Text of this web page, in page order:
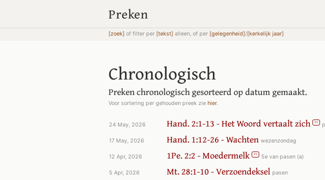
Preken
[zoek] of filter per [tekst] alleen, of per [gelegenheid]/[kerkelijk jaar]
Chronologisch
Preken chronologisch gesorteerd op datum gemaakt.
Voor sortering per gehouden preek zie hier.
24 May, 2026 Hand. 2:1-13 - Het Woord vertaalt zich V2
17 May, 2026 Hand. 1:12-26 - Wachten wezenzondag
12 Apr, 2026 1Pe. 2:2 - Moedermelk V2 5e van pasen (a)
5 Apr, 2026 Mt. 28:1-10 - Verzoendeksel pasen